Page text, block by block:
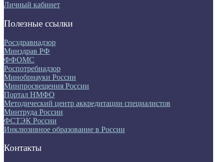
Личный кабинет
Полезные ссылки
Росздравнадзор
Минздрав РФ
ФФОМС
Роспотребнадзор
Минобрнауки России
Минпросвещения России
Портал НМФО
Методический центр аккредитации специалистов
Минтруда России
ФСТЭК России
Инклюзивное образование в России
Контакты